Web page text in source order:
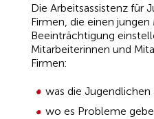
Die Arbeitsassistenz für
Firmen, die einen
Beeinträchtigung
Mitarbeiterinnen und
Firmen:
was die Jugendlichen
wo es Probleme